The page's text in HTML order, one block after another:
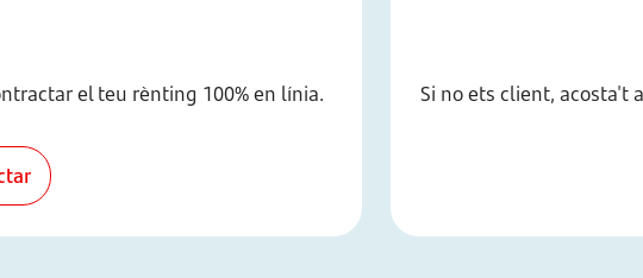
el teu rènting 100% en línia.
Si no ets client,